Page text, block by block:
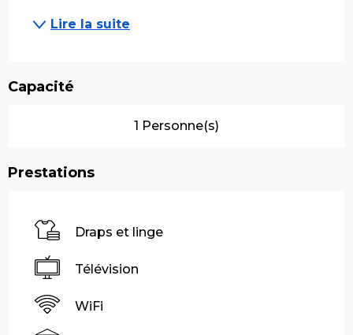
Lire la suite
Capacité
1 Personne(s)
Prestations
Draps et linge
Télévision
WiFi